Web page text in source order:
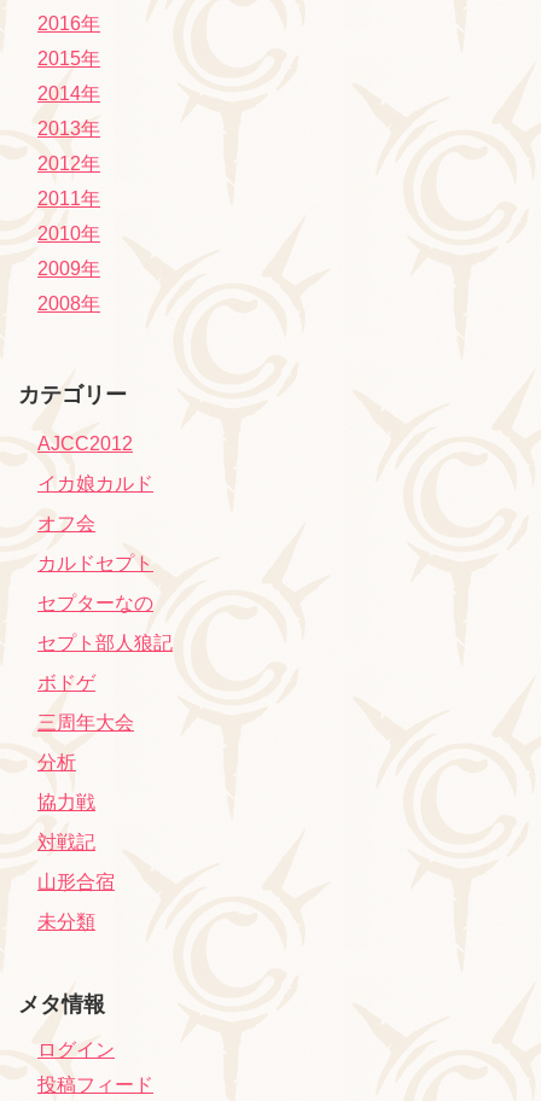
2016年
2015年
2014年
2013年
2012年
2011年
2010年
2009年
2008年
カテゴリー
AJCC2012
イカ娘カルド
オフ会
カルドセプト
セプターなの
セプト部人狼記
ボドゲ
三周年大会
分析
協力戦
対戦記
山形合宿
未分類
メタ情報
ログイン
投稿フィード